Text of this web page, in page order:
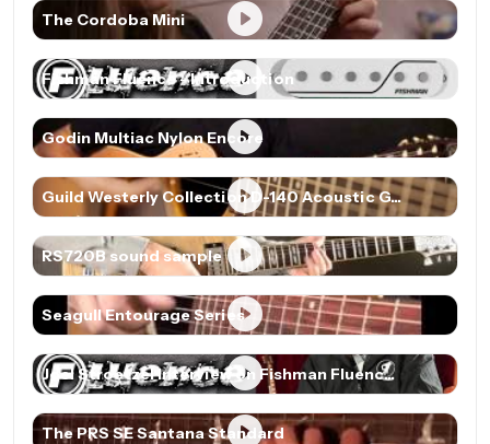
The Cordoba Mini
Fishman Fluence - Introduction
Godin Multiac Nylon Encore
Guild Westerly Collection D-140 Acoustic G...
RS720B sound sample
Seagull Entourage Series
Joel Stroetzel Interview on Fishman Fluenc...
The PRS SE Santana Standard